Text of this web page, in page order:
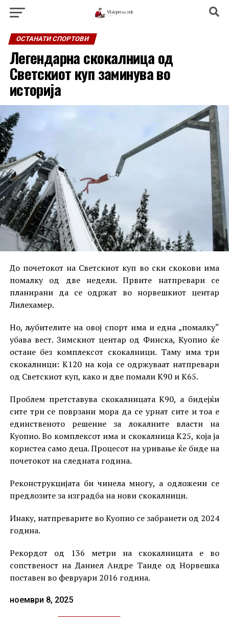
ОСТАНАТИ СПОРТОВИ
Легендарна скокалница од
Светскиот куп заминува во
историја
До почетокот на Светскиот куп во ски скокови има
помалку од две недели. Првите натпревари се
планирани да се одржат во норвешкиот центар
Лилехамер.
Но, љубителите на овој спорт има и една „помалку“
убава вест. Зимскиот центар од Финска, Куопио ќе
остане без комплексот скокалници. Таму има три
скокалници: К120 на која се одржуваат натпревари
од Светскиот куп, како и две помали К90 и К65.
Проблем претставува скокалницата К90, а бидејќи
сите три се поврзани мора да се урнат сите и тоа е
единственото решение за локалните власти на
Куопио. Во комплексот има и скокалница К25, која ја
користеа само деца. Процесот на уривање ќе биде на
почетокот на следната година.
Реконструкцијата би чинела многу, а одложени се
предлозите за изградба на нови скокалници.
Инаку, натпреварите во Куопио се забранети од 2024
година.
Рекордот од 136 метри на скокалницата е во
сопственост на Даниел Андре Танде од Норвешка
поставен во февруари 2016 година.
ноември 8, 2025